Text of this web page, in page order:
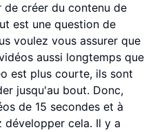
de créer du contenu de
est une question de
voulez vous assurer que
aussi longtemps que
est plus courte, ils sont
jusqu'au bout. Donc,
de 15 secondes et à
cela. Il y a